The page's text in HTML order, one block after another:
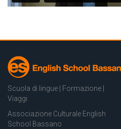
Scuola di lingue | Formazione |
Viaggi
Associazione Culturale English
School Bassano